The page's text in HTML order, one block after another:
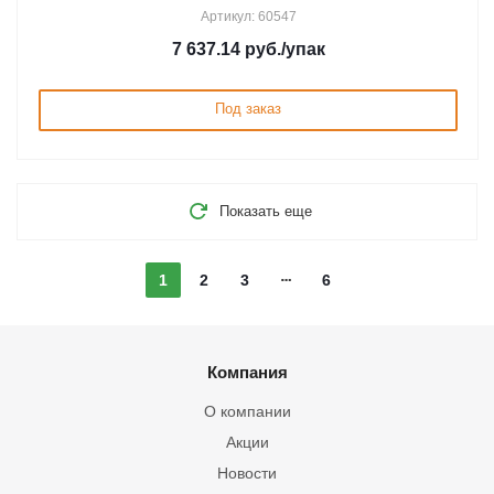
Артикул: 60547
7 637.14руб./упак
Под заказ
Показать еще
1 2 3 6
Компания
О компании
Акции
Новости